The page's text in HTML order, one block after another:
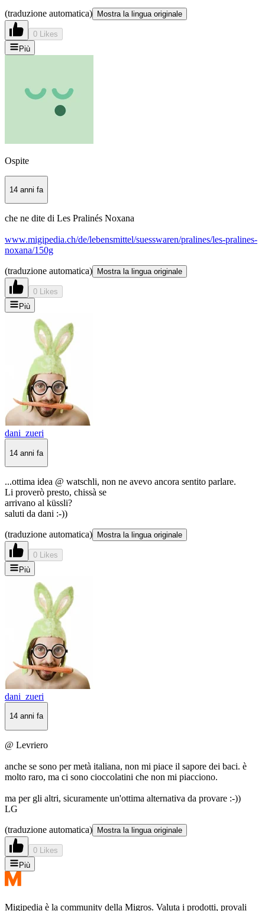
(traduzione automatica) Mostra la lingua originale
0 Likes
Più
Ospite
14 anni fa
che ne dite di Les Pralinés Noxana
www.migipedia.ch/de/lebensmittel/suesswaren/pralines/les-pralines-
noxana/150g
(traduzione automatica) Mostra la lingua originale
0 Likes
Più
dani_zueri
14 anni fa
...ottima idea @ watschli, non ne avevo ancora sentito parlare.
Li proverò presto, chissà se
arrivano al küssli?
saluti da dani :-))
(traduzione automatica) Mostra la lingua originale
0 Likes
Più
dani_zueri
14 anni fa
@ Levriero
anche se sono per metà italiana, non mi piace il sapore dei baci. è
molto raro, ma ci sono cioccolatini che non mi piacciono.
ma per gli altri, sicuramente un'ottima alternativa da provare :-))
LG
(traduzione automatica) Mostra la lingua originale
0 Likes
Più
Migipedia è la community della Migros. Valuta i prodotti, provali